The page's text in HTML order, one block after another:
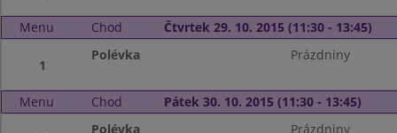
Menu Chod Čtvrtek 29. 10. 2015 (11:30 - 13:45)
1
Polévka Prázdniny
Menu Chod Pátek 30. 10. 2015 (11:30 - 13:45)
Polévka Prázdniny